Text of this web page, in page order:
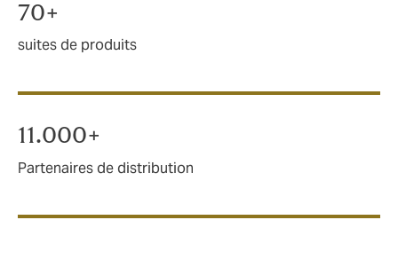
70+
suites de produits
11.000+
Partenaires de distribution